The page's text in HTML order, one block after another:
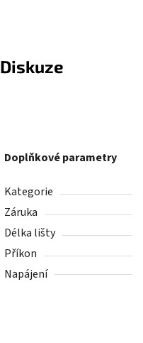
Diskuze
Doplňkové parametry
Kategorie
Záruka
Délka lišty
Příkon
Napájení